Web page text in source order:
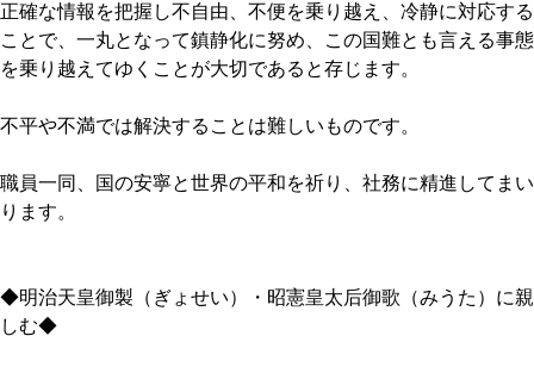
正確な情報を把握し不自由、不便を乗り越え、冷静に対応する
ことで、一丸となって鎮静化に努め、この国難とも言える事態
を乗り越えてゆくことが大切であると存じます。
不平や不満では解決することは難しいものです。
職員一同、国の安寧と世界の平和を祈り、社務に精進してまい
ります。
◆明治天皇御製（ぎょせい）・昭憲皇太后御歌（みうた）に親
しむ◆